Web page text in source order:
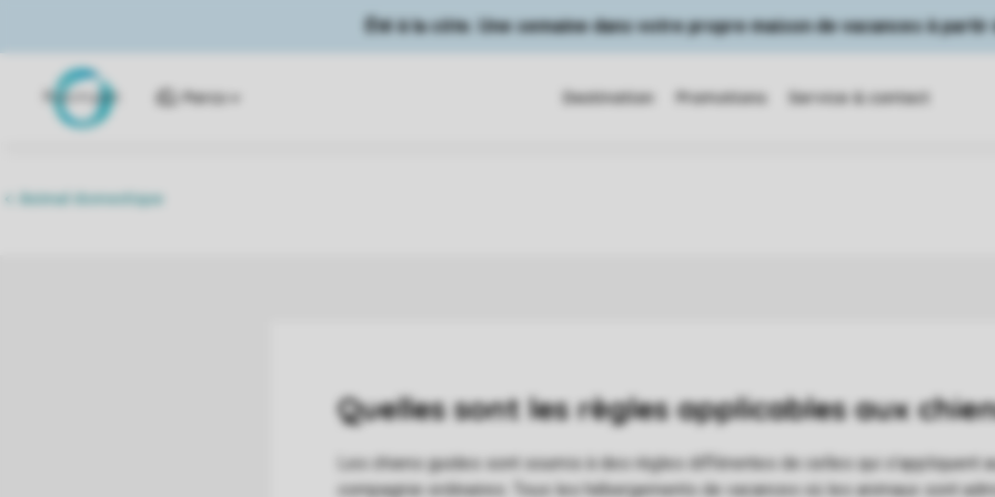
Été à la côte. Une semaine dans votre propre maison de vacances à partir
Parcs Destination Promotions Service & contact